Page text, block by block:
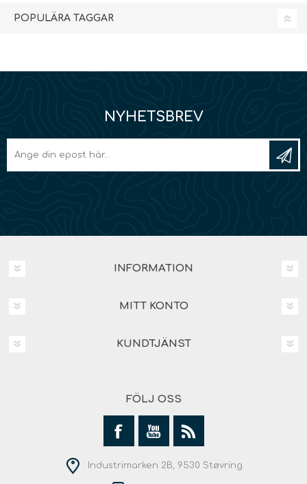
POPULÄRA TAGGAR
NYHETSBREV
INFORMATION
MITT KONTO
KUNDTJÄNST
FÖLJ OSS
Industrimarken 2B, 9530 Støvring